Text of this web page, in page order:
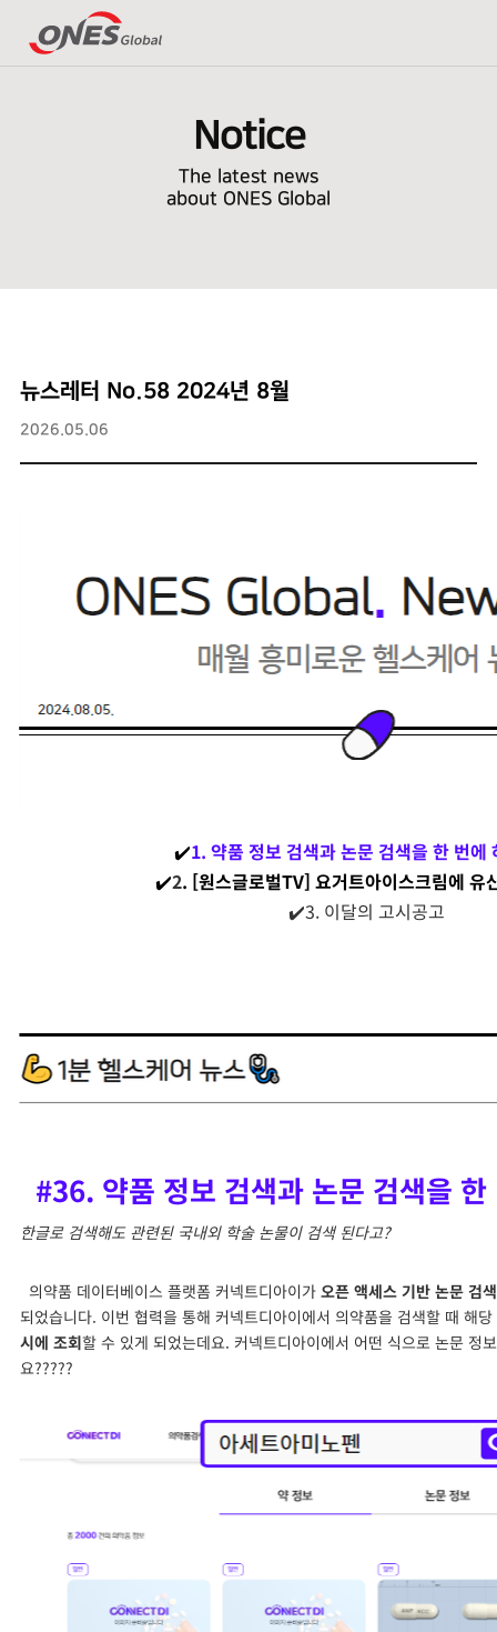
Notice
The latest news
about ONES Global
뉴스레터 No.58 2024년 8월
2026.05.06
✔️1. 약품 정보 검색과 논문 검색을 한 번에
✔️2. [원스글로벌TV] 요거트아이스크림에 유
✔️3. 이달의 고시공고
#36. 약품 정보 검색과 논문 검색을
한글로 검색해도 관련된 국내외 학술 논물이 검색 된다고?
의약품 데이터베이스 플랫폼 커넥트디아이가 오픈 액세스 기반 논문 검
되었습니다. 이번 협력을 통해 커넥트디아이에서 의약품을 검색할 때 해
시에 조회할 수 있게 되었는데요. 커넥트디아이에서 어떤 식으로 논문 정
요?????